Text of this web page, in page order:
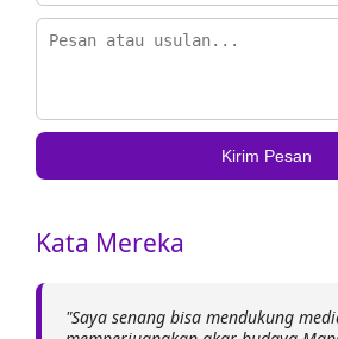
Kirim Pesan
Kata Mereka
"Saya senang bisa mendukung